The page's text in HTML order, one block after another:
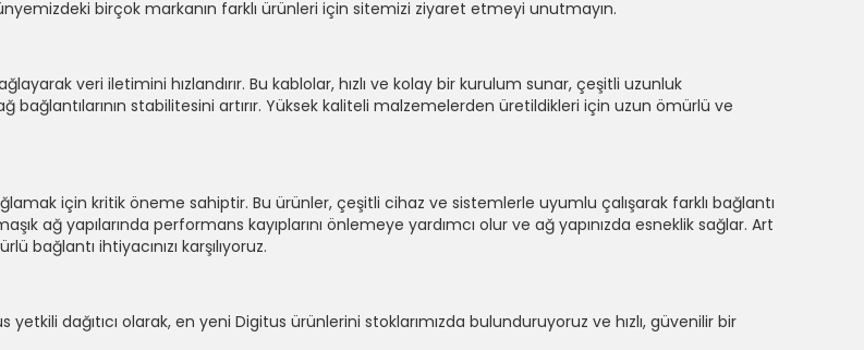
birçok markanın farklı ürünleri için sitemizi ziyaret etmeyi unutmayın.
veri iletimini hızlandırır. Bu kablolar, hızlı ve kolay bir kurulum sunar, çeşitli uzunluk
bağlantılarının stabilitesini artırır. Yüksek kaliteli malzemelerden üretildikleri için uzun ömürlü ve
için kritik öneme sahiptir. Bu ürünler, çeşitli cihaz ve sistemlerle uyumlu çalışarak farklı bağlantı
ağ yapılarında performans kayıplarını önlemeye yardımcı olur ve ağ yapınızda esneklik sağlar. Art
ihtiyacınızı karşılıyoruz.
dağıtıcı olarak, en yeni Digitus ürünlerini stoklarımızda bulunduruyoruz ve hızlı, güvenilir bir